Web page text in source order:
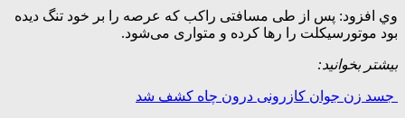
وي افزود: پس از طی مسافتی راکب که عرصه را بر خود تنگ دیده
بود موتورسیکلت را رها کرده و متواری می‌شود.
بیشتر بخوانید:
جسد زن جوان کازرونی درون چاه کشف شد